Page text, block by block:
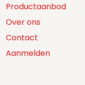
Productaanbod
Over ons
Contact
Aanmelden